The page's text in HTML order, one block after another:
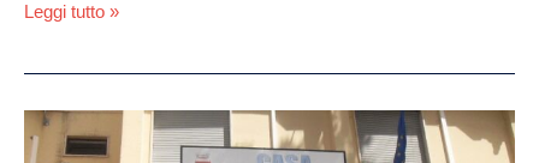
tengono
Leggi tutto »
Istituto
alberghiero